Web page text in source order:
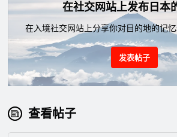
在社交网站上发布日本
在入境社交网站上分享你对目的地的记
发表帖子
查看帖子